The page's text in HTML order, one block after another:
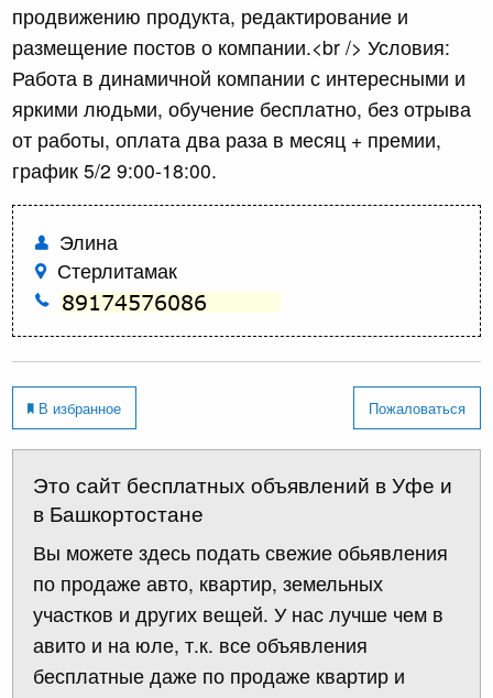
продвижению продукта, редактирование и
размещение постов о компании.<br /> Условия:
Работа в динамичной компании с интересными и
яркими людьми, обучение бесплатно, без отрыва
от работы, оплата два раза в месяц + премии,
график 5/2 9:00-18:00.
Элина
Стерлитамак
В избранное Пожаловаться
Это сайт бесплатных объявлений в Уфе и
в Башкортостане
Вы можете здесь подать свежие обьявления
по продаже авто, квартир, земельных
участков и других вещей. У нас лучше чем в
авито и на юле, т.к. все объявления
бесплатные даже по продаже квартир и